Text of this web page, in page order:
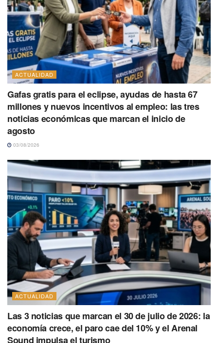
ACTUALIDAD
Gafas gratis para el eclipse, ayudas de hasta 67
millones y nuevos incentivos al empleo: las tres
noticias económicas que marcan el inicio de
agosto
03/08/2026
ACTUALIDAD
Las 3 noticias que marcan el 30 de julio de 2026: la
economía crece, el paro cae del 10% y el Arenal
Sound impulsa el turismo